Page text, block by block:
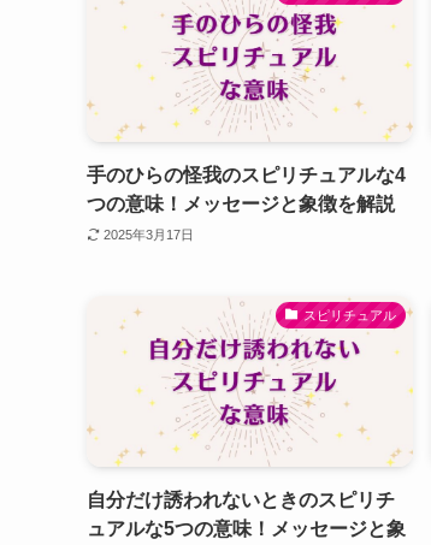
手のひらの怪我のスピリチュアルな4
つの意味！メッセージと象徴を解説
2025年3月17日
スピリチュアル
自分だけ誘われないときのスピリチ
ュアルな5つの意味！メッセージと象